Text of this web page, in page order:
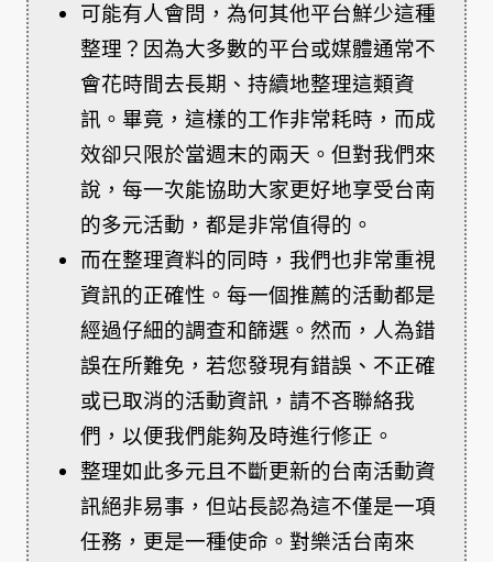
可能有人會問，為何其他平台鮮少這種
整理？因為大多數的平台或媒體通常不
會花時間去長期、持續地整理這類資
訊。畢竟，這樣的工作非常耗時，而成
效卻只限於當週末的兩天。但對我們來
說，每一次能協助大家更好地享受台南
的多元活動，都是非常值得的。
而在整理資料的同時，我們也非常重視
資訊的正確性。每一個推薦的活動都是
經過仔細的調查和篩選。然而，人為錯
誤在所難免，若您發現有錯誤、不正確
或已取消的活動資訊，請不吝聯絡我
們，以便我們能夠及時進行修正。
整理如此多元且不斷更新的台南活動資
訊絕非易事，但站長認為這不僅是一項
任務，更是一種使命。對樂活台南來